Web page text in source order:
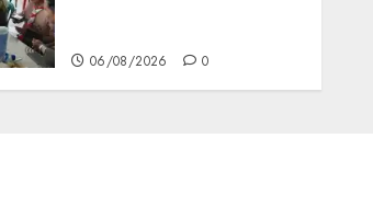
06/08/2026 0